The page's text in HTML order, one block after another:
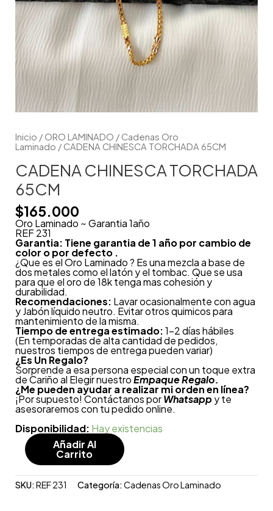
Inicio / ORO LAMINADO / Cadenas Oro
Laminado / CADENA CHINESCA TORCHADA 65CM
CADENA CHINESCA TORCHADA
65CM
$165.000
Oro Laminado ~ Garantia 1año
REF 231
Garantia: Tiene garantia de 1 año por cambio de
color o por defecto .
¿Que es el Oro Laminado ? Es una mezcla a base de
dos metales como el latón y el tombac. Que se usa
para que el oro de 18k tenga mas cohesión y
durabilidad.
Recomendaciones: Lavar ocasionalmente con agua
y Jabón líquido neutro. Evitar otros quimicos para
mantenimiento de la misma.
Tiempo de entrega estimado:1-2 días hábiles
(En temporadas de alta cantidad de pedidos,
nuestros tiempos de entrega pueden variar)
¿Es Un Regalo?
Sorprende a esa persona especial con un toque extra
de Cariño al Elegir nuestroEmpaque Regalo.
¿Me pueden ayudar a realizar mi orden en línea?
¡Por supuesto! Contáctanos porWhatsapp y te
asesoraremos con tu pedido online.
Disponibilidad: Hay existencias
Añadir Al
Carrito
SKU:REF 231 Categoría:Cadenas Oro Laminado